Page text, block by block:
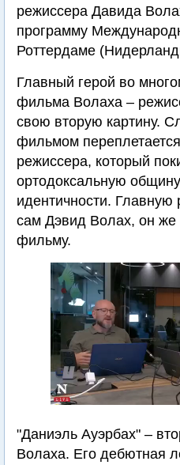
режиссера Давида
программу
Роттердаме
Главный герой во
фильма Волаха –
свою вторую картину.
фильмом
режиссера, который
ортодоксальную
идентичности. Главную
сам Дэвид Волах, он же
фильму.
"Даниэль Ауэрбах" –
Волаха. Его дебютная